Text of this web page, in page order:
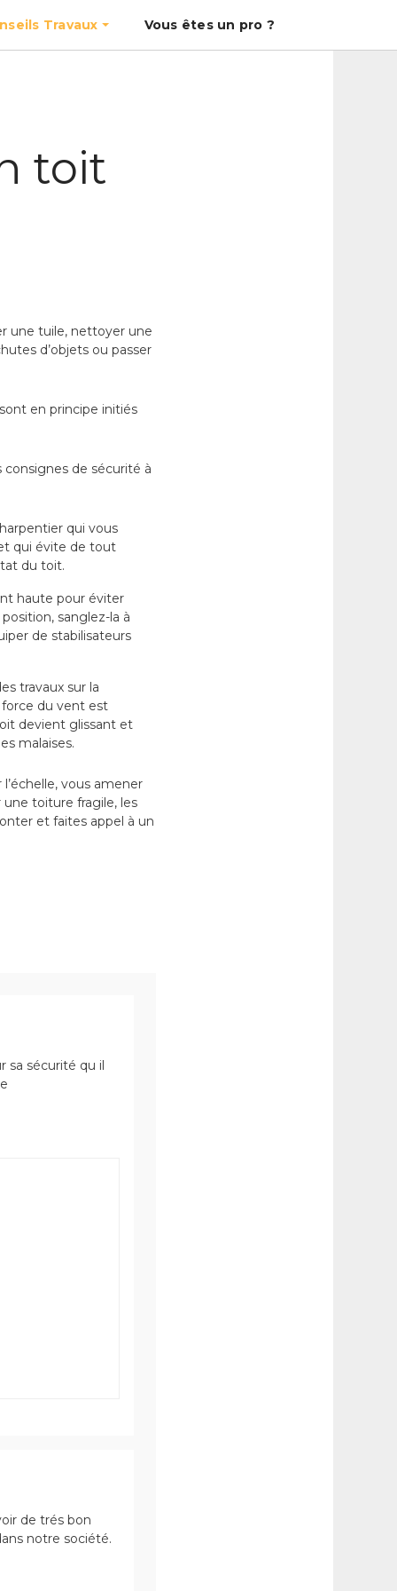
Travaux Vous êtes un pro ?
toit
une tuile, nettoyer une
d’objets ou passer
en principe initiés
consignes de sécurité à
qui vous
qui évite de tout
du toit.
haute pour éviter
sanglez-la à
de stabilisateurs
travaux sur la
force du vent est
devient glissant et
malaises.
vous amener
toiture fragile, les
et faites appel à un
sécurité qu il
de trés bon
notre société.